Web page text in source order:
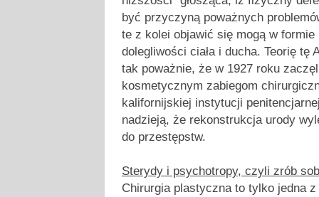
być przyczyną poważnych
te z kolei objawić się mogą w formie
dolegliwości ciała i ducha. Teorię tę
tak poważnie, że w 1927 roku
kosmetycznym zabiegom
kalifornijskiej instytucji
nadzieją, że rekonstrukcja urody
do przestępstw.
Sterydy i psychotropy, czyli zrób
Chirurgia plastyczna to tylko jedna